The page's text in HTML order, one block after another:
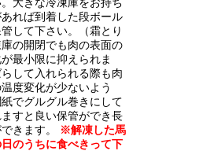
れば到着した段ボール
して下さい。（霜とり
の開閉でも肉の表面の
最小限に抑えられま
して入れられる際も肉
度変化が少ないよう
でグルグル巻きにして
すと良い保管ができ長
きます。
※解凍した馬
のうちに食べきって下